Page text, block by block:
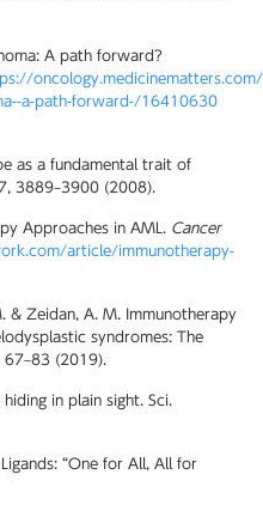
A path forward?
a-path-forward-/16410630
as a fundamental trait of
3889–3900 (2008).
Approaches in AML. Cancer
article/immunotherapy-
& Zeidan, A. M. Immunotherapy
syndromes: The
(2019).
in plain sight. Sci.
“One for All, All for